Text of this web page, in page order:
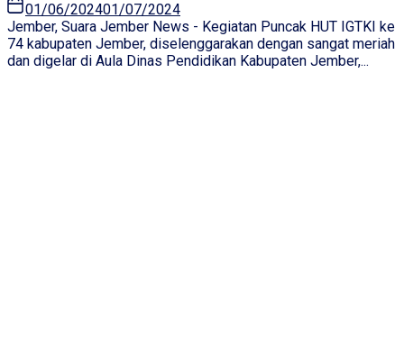
01/06/202401/07/2024
Jember, Suara Jember News - Kegiatan Puncak HUT IGTKI ke
74 kabupaten Jember, diselenggarakan dengan sangat meriah
dan digelar di Aula Dinas Pendidikan Kabupaten Jember,...